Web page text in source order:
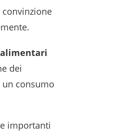
convinzione
dei
consumo
importanti